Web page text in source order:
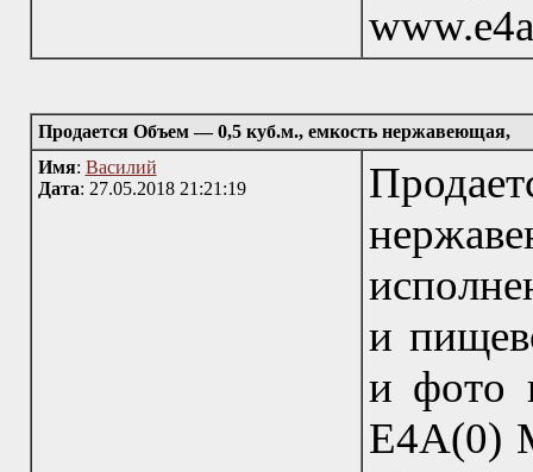
Продается Объем — 0,5 куб.м., емкость нержавеющая,
Имя: Василий
Дата: 27.05.2018 21:21:19
и
и фото
Е4А(0)